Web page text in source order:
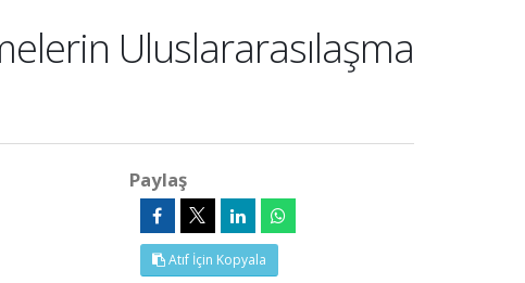
Uluslararasılaşma
Paylaş
Atıf İçin Kopyala